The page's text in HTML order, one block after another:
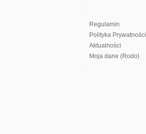
Regulamin
Polityka Prywatności
Aktualności
Moja dane (Rodo)